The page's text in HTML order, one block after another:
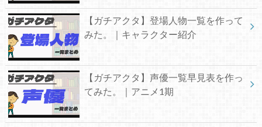
【ガチアクタ】登場人物一覧を作って
みた。｜キャラクター紹介
【ガチアクタ】声優一覧早見表を作っ
てみた。｜アニメ1期